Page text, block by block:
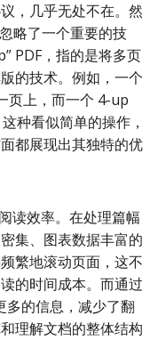
，几乎无处不在。然
略了一个重要的技
PDF，指的是将多页
的技术。例如，一个
页上，而一个 4-up
种看似简单的操作，
都展现出其独特的优
读效率。在处理篇幅
集、图表数据丰富的
繁地滚动页面，这不
的时间成本。而通过
的信息，减少了翻
理解文档的整体结构